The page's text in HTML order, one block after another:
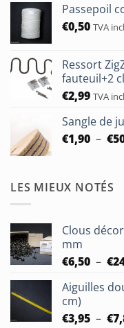
Passepoil
€0,50 TVA
Ressort
fauteuil+2
€2,99 TVA
Sangle de
€1,90 – €
LES MIEUX NOTÉS
Clous
mm
€6,50 – €
Aiguilles
cm)
€3,95 – €